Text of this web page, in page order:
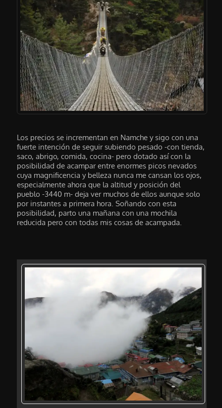
Los precios se incrementan en Namche y sigo con una
fuerte intención de seguir subiendo pesado -con tienda,
saco, abrigo, comida, cocina- pero dotado así con la
posibilidad de acampar entre enormes picos nevados
cuya magnificencia y belleza nunca me cansan los ojos,
especialmente ahora que la altitud y posición del
pueblo -3440 m- deja ver muchos de ellos aunque solo
por instantes a primera hora. Soñando con esta
posibilidad, parto una mañana con una mochila
reducida pero con todas mis cosas de acampada.